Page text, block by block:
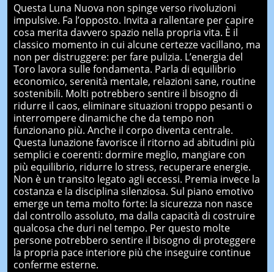
Questa Luna Nuova non spinge verso rivoluzioni
impulsive. Fa l’opposto. Invita a rallentare per capire
cosa merita davvero spazio nella propria vita. È il
classico momento in cui alcune certezze vacillano, ma
non per distruggere: per fare pulizia. L’energia del
Toro lavora sulle fondamenta. Parla di equilibrio
economico, serenità mentale, relazioni sane, routine
sostenibili. Molti potrebbero sentire il bisogno di
ridurre il caos, eliminare situazioni troppo pesanti o
interrompere dinamiche che da tempo non
funzionano più. Anche il corpo diventa centrale.
Questa lunazione favorisce il ritorno ad abitudini più
semplici e coerenti: dormire meglio, mangiare con
più equilibrio, ridurre lo stress, recuperare energie.
Non è un transito legato agli eccessi. Premia invece la
costanza e la disciplina silenziosa. Sul piano emotivo
emerge un tema molto forte: la sicurezza non nasce
dal controllo assoluto, ma dalla capacità di costruire
qualcosa che duri nel tempo. Per questo molte
persone potrebbero sentire il bisogno di proteggere
la propria pace interiore più che inseguire continue
conferme esterne.